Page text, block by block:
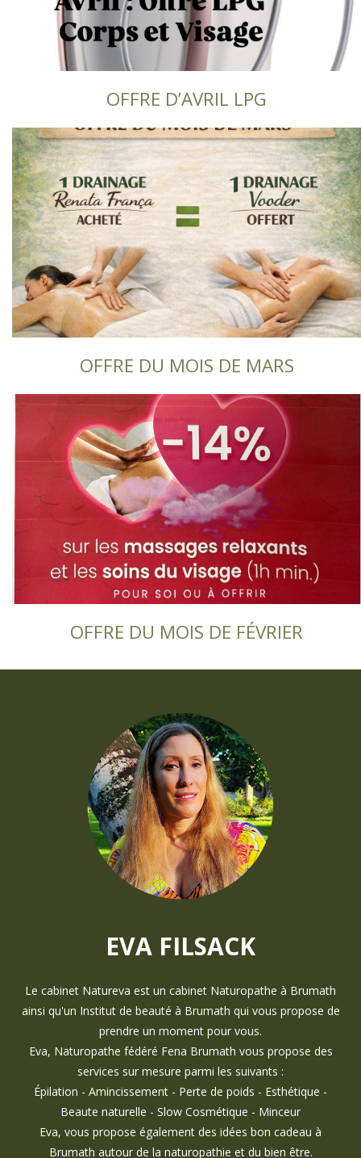
OFFRE D’AVRIL LPG
OFFRE DU MOIS DE MARS
OFFRE DU MOIS DE FÉVRIER
EVA FILSACK
Le cabinet Natureva est un cabinet Naturopathe à Brumath
ainsi qu'un Institut de beauté à Brumath qui vous propose de
prendre un moment pour vous.
Eva, Naturopathe fédéré Fena Brumath vous propose des
services sur mesure parmi les suivants :
Épilation - Amincissement - Perte de poids - Esthétique -
Beaute naturelle - Slow Cosmétique - Minceur
Eva, vous propose également des idées bon cadeau à
Brumath autour de la naturopathie et du bien être.